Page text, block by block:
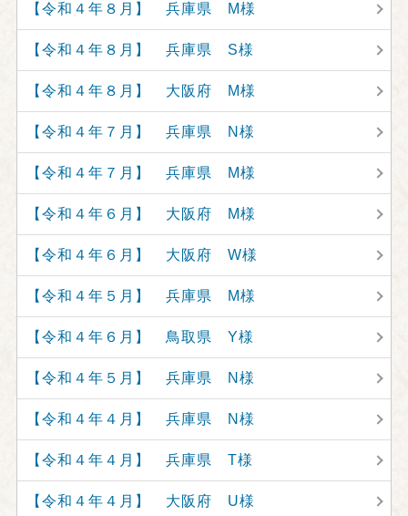
【令和４年８月】 兵庫県 M様
【令和４年８月】 兵庫県 S様
【令和４年８月】 大阪府 M様
【令和４年７月】 兵庫県 N様
【令和４年７月】 兵庫県 M様
【令和４年６月】 大阪府 M様
【令和４年６月】 大阪府 W様
【令和４年５月】 兵庫県 M様
【令和４年６月】 鳥取県 Y様
【令和４年５月】 兵庫県 N様
【令和４年４月】 兵庫県 N様
【令和４年４月】 兵庫県 T様
【令和４年４月】 大阪府 U様